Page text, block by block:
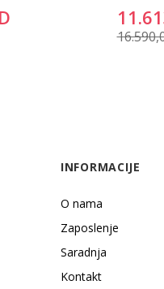
INFORMACIJE
O nama
Zaposlenje
Saradnja
Kontakt